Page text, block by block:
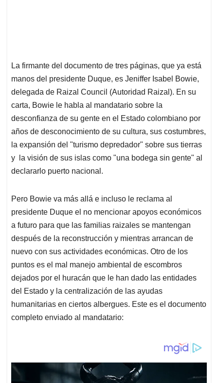
La firmante del documento de tres páginas, que ya está
manos del presidente Duque, es Jeniffer Isabel Bowie,
delegada de Raizal Council (Autoridad Raizal). En su
carta, Bowie le habla al mandatario sobre la
desconfianza de su gente en el Estado colombiano por
años de desconocimiento de su cultura, sus costumbres,
la expansión del "turismo depredador" sobre sus tierras
y la visión de sus islas como "una bodega sin gente" al
declararlo puerto nacional.
Pero Bowie va más allá e incluso le reclama al
presidente Duque el no mencionar apoyos económicos
a futuro para que las familias raizales se mantengan
después de la reconstrucción y mientras arrancan de
nuevo con sus actividades económicas. Otro de los
puntos es el mal manejo ambiental de escombros
dejados por el huracán que le han dado las entidades
del Estado y la centralización de las ayudas
humanitarias en ciertos albergues. Este es el documento
completo enviado al mandatario: